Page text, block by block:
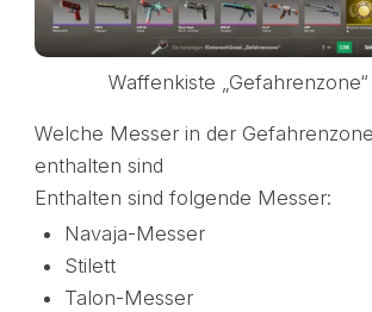
Waffenkiste
Welche Messer in der
enthalten sind
Enthalten sind folgende Messer:
Navaja-Messer
Stilett
Talon-Messer